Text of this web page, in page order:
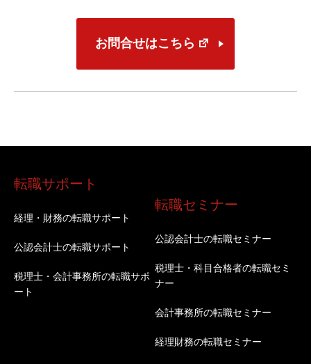
お問合せはこちら
転職サポート
経理・財務の転職サポート
公認会計士の転職サポート
税理士・会計事務所の転職サポ
ート
転職セミナー
公認会計士の転職セミナー
税理士・科目合格者の転職セミ
ナー
会計事務所の転職セミナー
経理財務の転職セミナー